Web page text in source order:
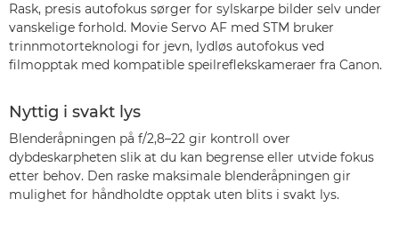
Rask, presis autofokus sørger for sylskarpe bilder selv under
vanskelige forhold. Movie Servo AF med STM bruker
trinnmotorteknologi for jevn, lydløs autofokus ved
filmopptak med kompatible speilreflekskameraer fra Canon.
Nyttig i svakt lys
Blenderåpningen på f/2,8–22 gir kontroll over
dybdeskarpheten slik at du kan begrense eller utvide fokus
etter behov. Den raske maksimale blenderåpningen gir
mulighet for håndholdte opptak uten blits i svakt lys.